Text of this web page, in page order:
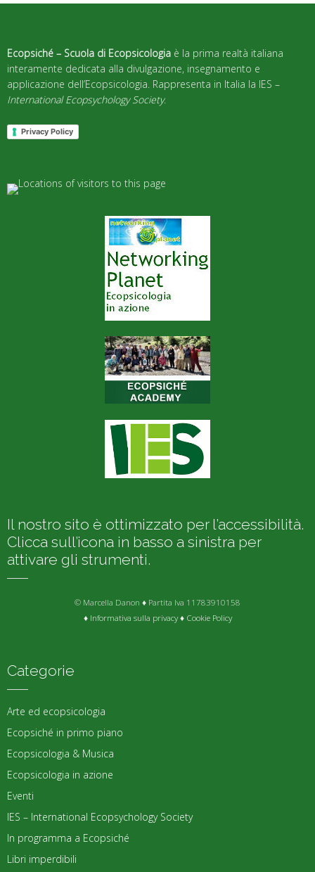
Ecopsiché – Scuola di Ecopsicologia è la prima realtà italiana
interamente dedicata alla divulgazione, insegnamento e
applicazione dell’Ecopsicologia. Rappresenta in Italia la IES –
International Ecopsychology Society.
Privacy Policy
Il nostro sito è ottimizzato per l’accessibilità.
Clicca sull’icona in basso a sinistra per
attivare gli strumenti.
© Marcella Danon ♦ Partita Iva 11783910158
♦ Informativa sulla privacy♦ Cookie Policy
Categorie
Arte ed ecopsicologia
Ecopsiché in primo piano
Ecopsicologia & Musica
Ecopsicologia in azione
Eventi
IES – International Ecopsychology Society
In programma a Ecopsiché
Libri imperdibili